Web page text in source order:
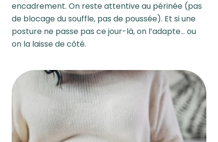
encadrement. On reste attentive au périnée (pas
de blocage du souffle, pas de poussée). Et si une
posture ne passe pas ce jour-là, on l’adapte… ou
on la laisse de côté.